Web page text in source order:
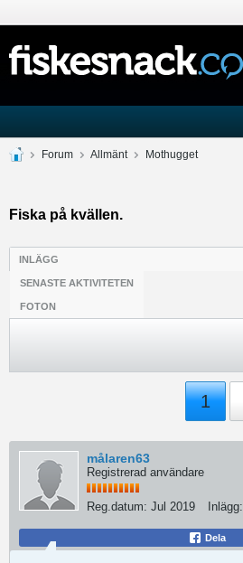
Forum Allmänt Mothugget
Fiska på kvällen.
INLÄGG
SENASTE AKTIVITETEN
FOTON
1
målaren63
Registrerad användare
Reg.datum: Jul 2019 Inlägg:
Dela